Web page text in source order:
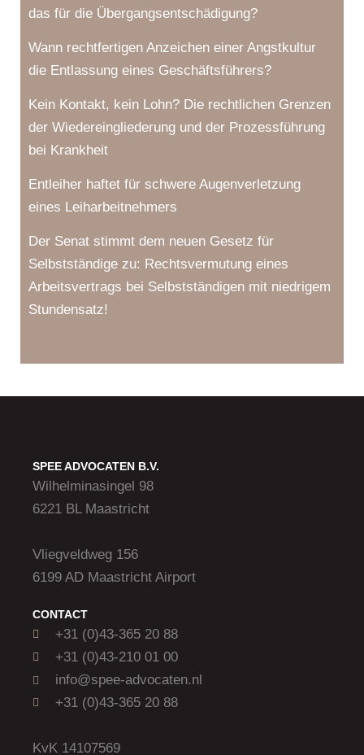
das für die Übergangsentschädigung?
Wann rechtfertigen Anzeichen einer Angstkultur
die Entlassung eines Geschäftsführers?
Kein Kontakt, kein Lohn? Die rechtlichen Grenzen
der Wiedereingliederung und der Prozessführung
bei Krankheit
Entleiher haftet für schwere Augenverletzung
eines Leiharbeitnehmers
Der Senat stimmt dem neuen Gesetz für
Selbstständige zu: Rechtsvermutung eines
Arbeitsvertrags bei Selbstständigen mit niedrigem
Stundensatz!
SPEE ADVOCATEN B.V.
Wilhelminasingel 98
6221 BL Maastricht
Vliegveldweg 156
6199 AD Maastricht Airport
CONTACT
+31 (0)43-365 20 88
+31 (0)43-210 01 00
info@spee-advocaten.nl
+31 (0)43-365 20 88
KvK 14107569